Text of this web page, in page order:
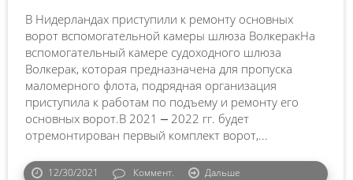
В Нидерландах приступили к ремонту основных
ворот вспомогательной камеры шлюза ВолкеракНа
вспомогательный камере судоходного шлюза
Волкерак, которая предназначена для пропуска
маломерного флота, подрядная организация
приступила к работам по подъему и ремонту его
основных ворот.В 2021 ⎼ 2022 гг. будет
отремонтирован первый комплект ворот,...
12/30/2021 Коммент. Дальше